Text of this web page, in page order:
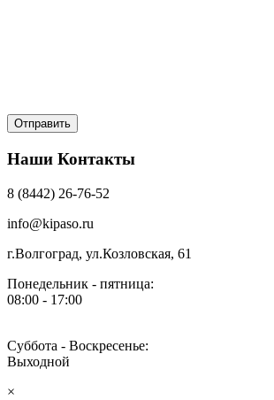
Наши Контакты
8 (8442) 26-76-52
info@kipaso.ru
г.Волгоград, ул.Козловская, 61
Понедельник - пятница:
08:00 - 17:00
Суббота - Воскресенье:
Выходной
×